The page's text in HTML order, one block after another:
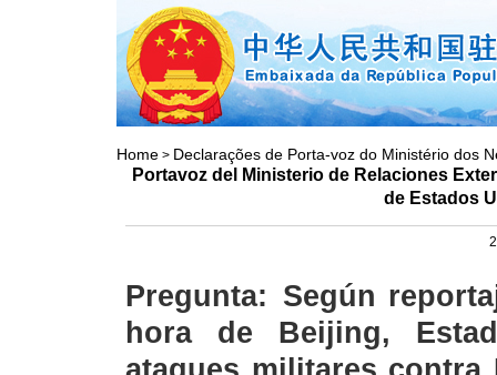
Home > Declarações de Porta-voz do Ministério dos
Portavoz del Ministerio de Relaciones
de Estados
Pregunta: Según
hora de Beijing,